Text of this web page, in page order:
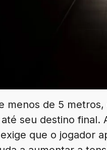
menos de 5
seu destino final.
que o jogador